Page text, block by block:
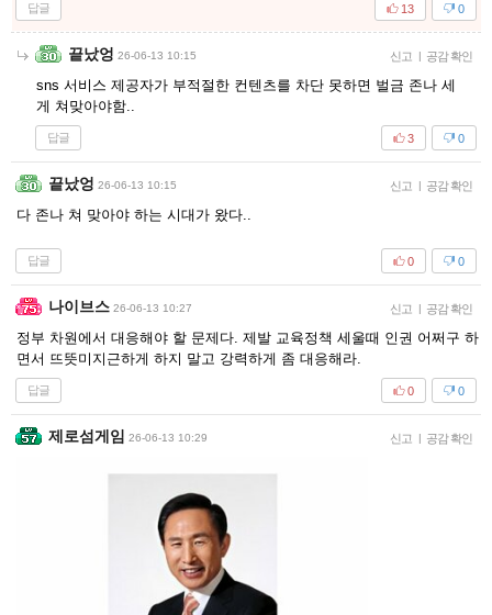
답글 0
13
끝났엉 26-06-13 10:15 신고 | 공감 확인
sns 서비스 제공자가 부적절한 컨텐츠를 차단 못하면 벌금 존나 세
게 쳐맞아야함..
답글 0
3
끝났엉 26-06-13 10:15 신고 | 공감 확인
다 존나 쳐 맞아야 하는 시대가 왔다..
답글 0
0
나이브스 26-06-13 10:27 신고 | 공감 확인
정부 차원에서 대응해야 할 문제다. 제발 교육정책 세울때 인권 어쩌구 하
면서 뜨뜻미지근하게 하지 말고 강력하게 좀 대응해라.
답글 0
0
제로섬게임 26-06-13 10:29 신고 | 공감 확인